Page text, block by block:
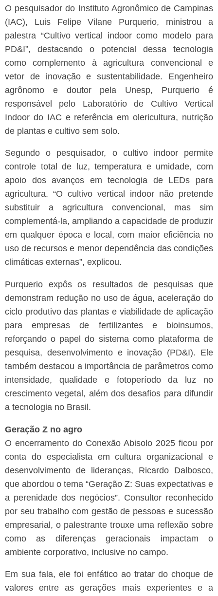
O pesquisador do Instituto Agronômico de Campinas
(IAC), Luis Felipe Vilane Purquerio, ministrou a
palestra “Cultivo vertical indoor como modelo para
PD&I”, destacando o potencial dessa tecnologia
como complemento à agricultura convencional e
vetor de inovação e sustentabilidade. Engenheiro
agrônomo e doutor pela Unesp, Purquerio é
responsável pelo Laboratório de Cultivo Vertical
Indoor do IAC e referência em olericultura, nutrição
de plantas e cultivo sem solo.
Segundo o pesquisador, o cultivo indoor permite
controle total de luz, temperatura e umidade, com
apoio dos avanços em tecnologia de LEDs para
agricultura. “O cultivo vertical indoor não pretende
substituir a agricultura convencional, mas sim
complementá-la, ampliando a capacidade de produzir
em qualquer época e local, com maior eficiência no
uso de recursos e menor dependência das condições
climáticas externas”, explicou.
Purquerio expôs os resultados de pesquisas que
demonstram redução no uso de água, aceleração do
ciclo produtivo das plantas e viabilidade de aplicação
para empresas de fertilizantes e bioinsumos,
reforçando o papel do sistema como plataforma de
pesquisa, desenvolvimento e inovação (PD&I). Ele
também destacou a importância de parâmetros como
intensidade, qualidade e fotoperíodo da luz no
crescimento vegetal, além dos desafios para difundir
a tecnologia no Brasil.
Geração Z no agro
O encerramento do Conexão Abisolo 2025 ficou por
conta do especialista em cultura organizacional e
desenvolvimento de lideranças, Ricardo Dalbosco,
que abordou o tema “Geração Z: Suas expectativas e
a perenidade dos negócios”. Consultor reconhecido
por seu trabalho com gestão de pessoas e sucessão
empresarial, o palestrante trouxe uma reflexão sobre
como as diferenças geracionais impactam o
ambiente corporativo, inclusive no campo.
Em sua fala, ele foi enfático ao tratar do choque de
valores entre as gerações mais experientes e a